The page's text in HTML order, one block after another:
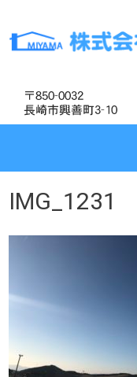
テ
ス
テ
ス
IMG_1231